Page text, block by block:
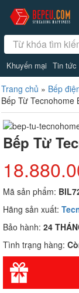
Khuyến mại Tin tức
Trang chủ » Bếp
Bếp Từ Tecnohome
Bếp Từ
Mã sản phẩm:
Hãng sản xuất:
Bảo hành: 24
Tình trạng hàng: